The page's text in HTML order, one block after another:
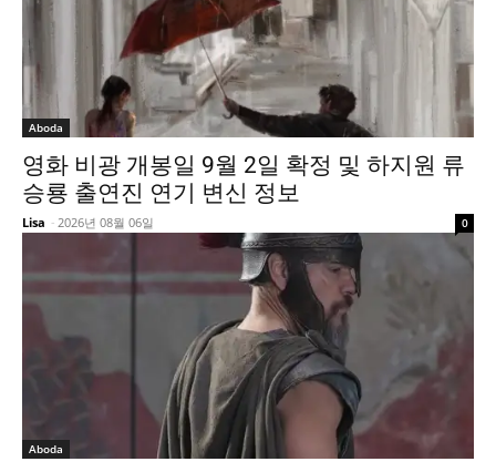
Aboda
영화 비광 개봉일 9월 2일 확정 및 하지원 류
승룡 출연진 연기 변신 정보
Lisa - 2026년 08월 06일 0
Aboda